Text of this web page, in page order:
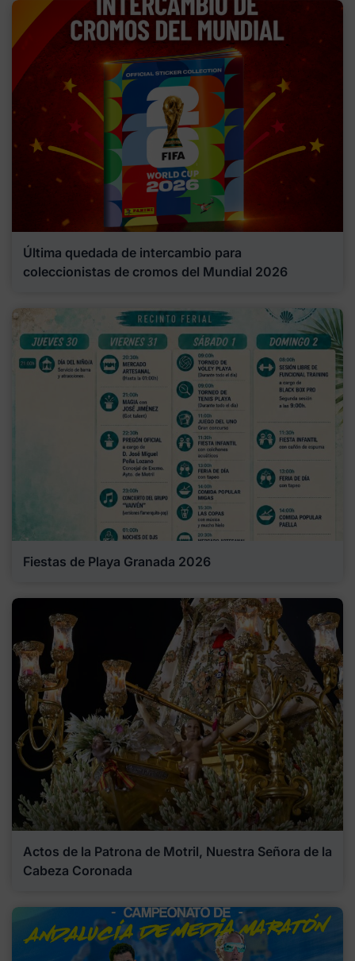
Última quedada de intercambio para
coleccionistas de cromos del Mundial 2026
Fiestas de Playa Granada 2026
Actos de la Patrona de Motril, Nuestra Señora de la
Cabeza Coronada